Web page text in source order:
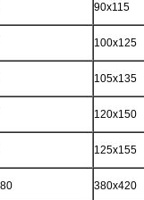
90х115
100х125
105х135
120х150
125х155
380х420